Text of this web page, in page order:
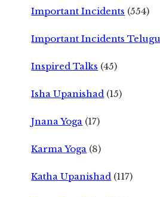
Important Incidents (554)
Important Incidents Telugu
Inspired Talks (45)
Isha Upanishad (15)
Jnana Yoga (17)
Karma Yoga (8)
Katha Upanishad (117)